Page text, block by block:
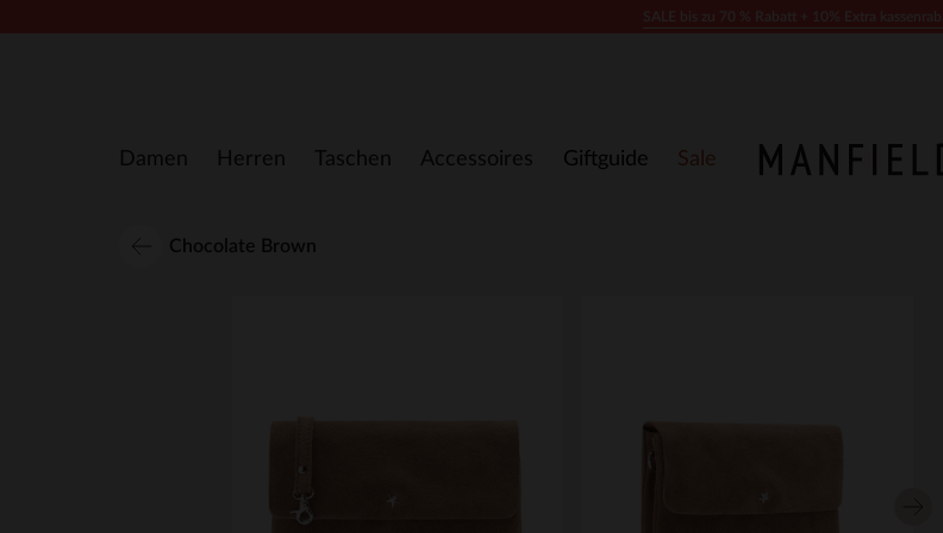
Damen Herren Taschen Accessoires Giftguide Sale
Chocolate Brown